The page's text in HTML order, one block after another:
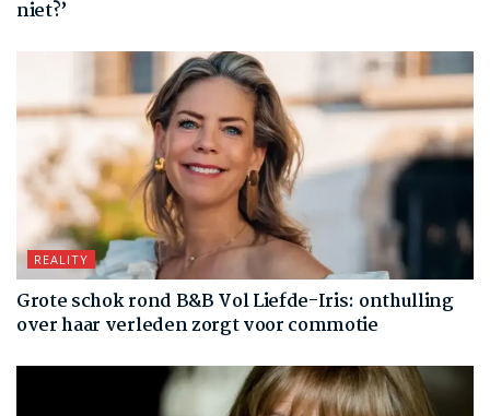
niet?’
REALITY
Grote schok rond B&B Vol Liefde-Iris: onthulling
over haar verleden zorgt voor commotie